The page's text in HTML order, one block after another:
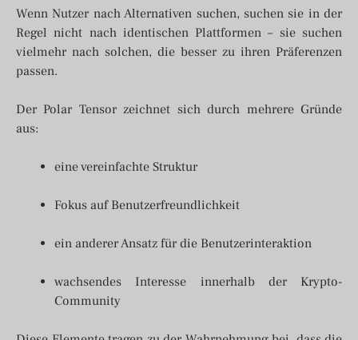
Wenn Nutzer nach Alternativen suchen, suchen sie in der
Regel nicht nach identischen Plattformen – sie suchen
vielmehr nach solchen, die besser zu ihren Präferenzen
passen.
Der Polar Tensor zeichnet sich durch mehrere Gründe
aus:
eine vereinfachte Struktur
Fokus auf Benutzerfreundlichkeit
ein anderer Ansatz für die Benutzerinteraktion
wachsendes Interesse innerhalb der Krypto-
Community